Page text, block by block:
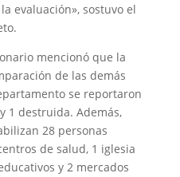
evaluación», sostuvo el
mencionó que la
de las demás
se reportaron
1 destruida. Además,
28 personas
de salud, 1 iglesia
y 2 mercados